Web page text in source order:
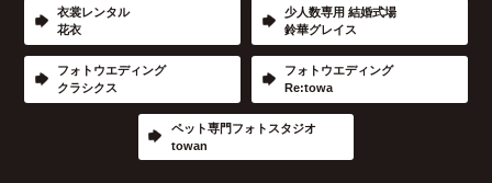
衣裳レンタル
花衣
少人数専用 結婚式場
鈴華グレイス
フォトウエディング
クラシクス
フォトウエディング
Re:towa
ペット専門フォトスタジオ
towan